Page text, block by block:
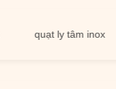
quạt ly tâm inox